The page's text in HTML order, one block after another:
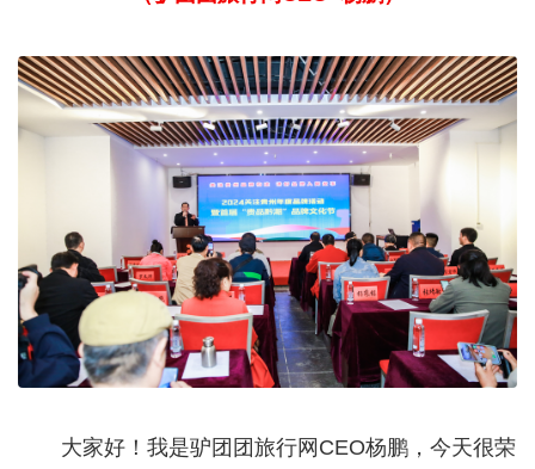
大家好！我是驴团团旅行网CEO杨鹏，今天很荣